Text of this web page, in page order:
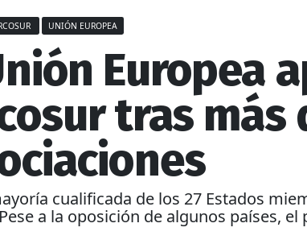
UNIÓN EUROPEA
Europea
tras más
cualificada de los 27 Estados
a la oposición de algunos países,